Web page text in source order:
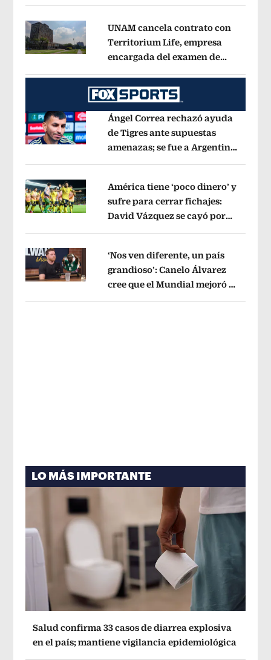
Opens in new window
UNAM cancela contrato con
Territorium Life, empresa
encargada del examen de
Opens in new window
Ángel Correa rechazó ayuda
de Tigres ante supuestas
amenazas; se fue a Argentina
Opens in new window
América tiene ‘poco dinero’ y
sufre para cerrar fichajes:
David Vázquez se cayó por
Opens in new window
‘Nos ven diferente, un país
grandioso’: Canelo Álvarez
cree que el Mundial mejoró la
LO MÁS IMPORTANTE
Salud confirma 33 casos de diarrea explosiva
en el país; mantiene vigilancia epidemiológica